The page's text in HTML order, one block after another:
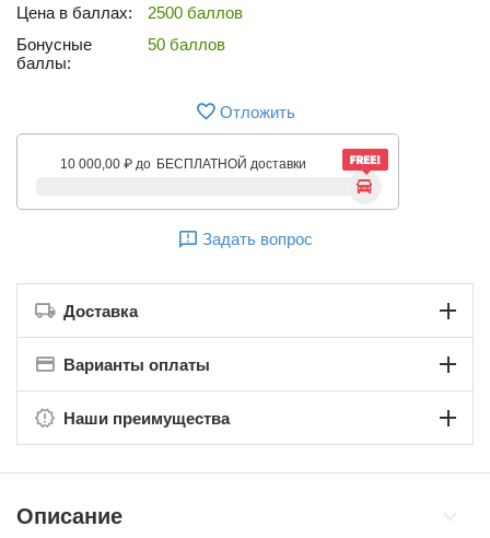
Цена в баллах:
2500 баллов
Бонусные
баллы:
50 баллов
Отложить
10 000,00 ₽ до БЕСПЛАТНОЙ доставки
Задать вопрос
Доставка
Варианты оплаты
Наши преимущества
Описание